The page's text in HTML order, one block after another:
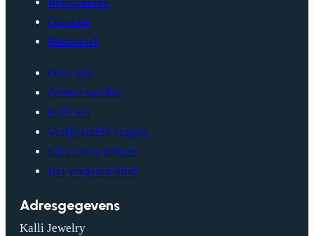
Retourneren
Garantie
Maattabel
Over ons
Partner worden
Kalli Kit
Veelgestelde vragen
Give away pakket
Het vergeten kind
Adresgegevens
Kalli Jewelry